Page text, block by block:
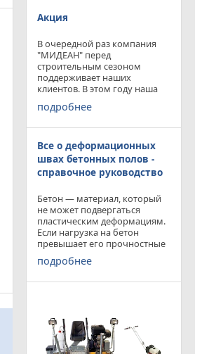
Акция
В очередной раз компания
"МИДЕАН" перед
строительным сезоном
поддерживает наших
клиентов. В этом году наша
компания предлагает
приобрести двухроторную
площадью затирки 2540 мм
по цене двухроторной
подробнее
Все о деформационных
швах бетонных полов -
справочное руководство
Бетон — материал, который
не может подвергаться
пластическим деформациям.
Если нагрузка на бетон
превышает его прочностные
характеристики, то он
попросту растрескивается.
подробнее